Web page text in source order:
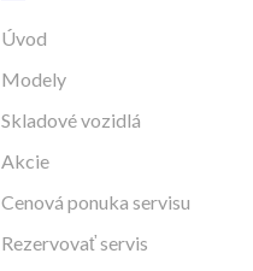
Úvod
Modely
Skladové vozidlá
Akcie
Cenová ponuka servisu
Rezervovať servis